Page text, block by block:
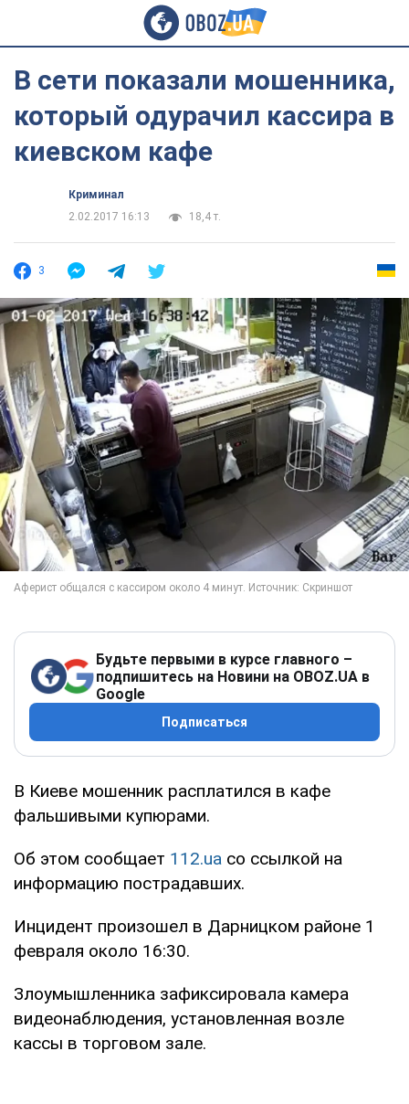
В сети показали мошенника,
который одурачил кассира в
киевском кафе
Криминал
2.02.2017 16:13
18,4 т.
3
Будьте первыми в курсе главного –
подпишитесь на Новини на OBOZ.UA в
Google
Подписаться
В Киеве мошенник расплатился в кафе
фальшивыми купюрами.
Об этом сообщает 112.ua со ссылкой на
информацию пострадавших.
Инцидент произошел в Дарницком районе 1
февраля около 16:30.
Злоумышленника зафиксировала камера
видеонаблюдения, установленная возле
кассы в торговом зале.